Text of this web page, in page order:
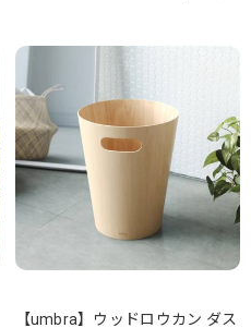
【umbra】ウッドロウカン ダス